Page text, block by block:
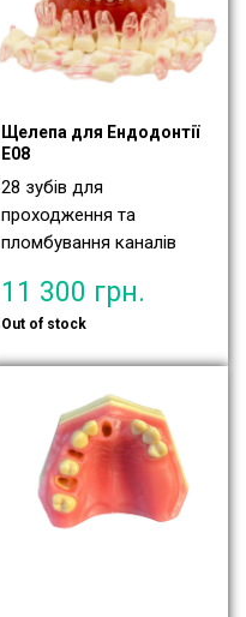
Щелепа для Ендодонтії
Е08
28 зубів для
проходження та
пломбування каналів
11 300 грн.
Out of stock